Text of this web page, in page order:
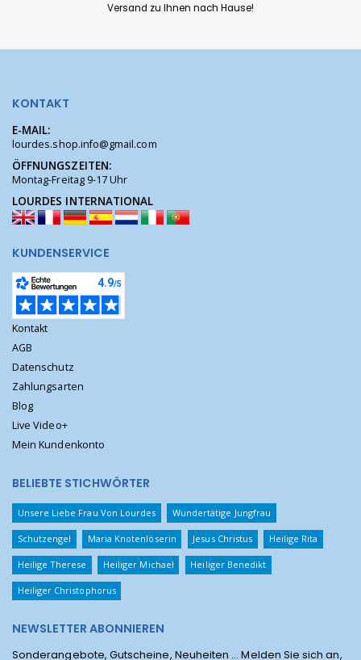
Versand zu Ihnen nach Hause!
KONTAKT
E-MAIL:
lourdes.shop.info@gmail.com
ÖFFNUNGSZEITEN:
Montag-Freitag 9-17 Uhr
LOURDES INTERNATIONAL
KUNDENSERVICE
Kontakt
AGB
Datenschutz
Zahlungsarten
Blog
Live Video+
Mein Kundenkonto
BELIEBTE STICHWÖRTER
Unsere Liebe Frau Von Lourdes Wundertätige Jungfrau
Schutzengel Maria Knotenlöserin Jesus Christus Heilige Rita
Heilige Therese Heiliger Michael Heiliger Benedikt
Heiliger Christophorus
NEWSLETTER ABONNIEREN
Sonderangebote, Gutscheine, Neuheiten ... Melden Sie sich an,